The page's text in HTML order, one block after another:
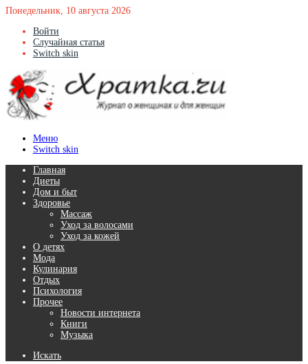
Понедельник, 10 августа 2026
Войти
Случайная статья
Switch skin
Меню
Switch skin
Главная
Диеты
Дом и быт
Здоровье
Массаж
Уход за волосами
Уход за кожей
О детях
Мода
Кулинария
Отдых
Психология
Прочее
Новости интернета
Книги
Музыка
Искать